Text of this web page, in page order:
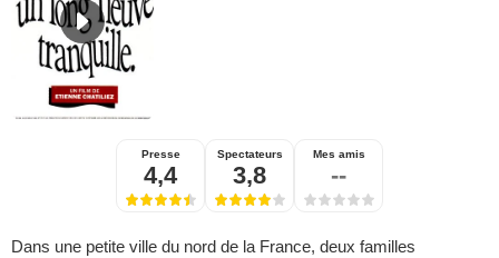
Presse
4,4
Spectateurs
3,8
Mes amis
--
Dans une petite ville du nord de la France, deux familles